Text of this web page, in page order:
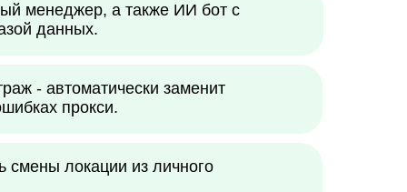
менеджер, а также ИИ бот с
данных.
- автоматически заменит
прокси.
смены локации из личного